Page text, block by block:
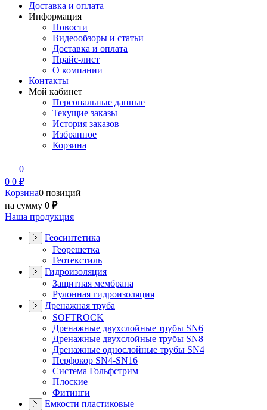
Доставка и оплата
Информация
Новости
Видеообзоры и статьи
Доставка и оплата
Прайс-лист
О компании
Контакты
Мой кабинет
Персональные данные
Текущие заказы
История заказов
Избранное
Корзина
0
0 0 ₽
Корзина0 позиций
на сумму 0 ₽
Наша продукция
Геосинтетика
Георешетка
Геотекстиль
Гидроизоляция
Защитная мембрана
Рулонная гидроизоляция
Дренажная труба
SOFTROCK
Дренажные двухслойные трубы SN6
Дренажные двухслойные трубы SN8
Дренажные однослойные трубы SN4
Перфокор SN4-SN16
Система Гольфстрим
Плоские
Фитинги
Емкости пластиковые